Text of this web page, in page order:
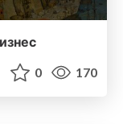
0 170